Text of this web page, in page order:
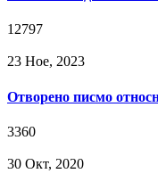
12797
23 Ное, 2023
Отворено писмо
3360
30 Окт, 2020